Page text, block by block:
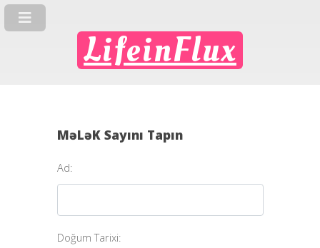
LifeinFlux
MəLəK Sayını Tapın
Ad:
Doğum Tarixi: